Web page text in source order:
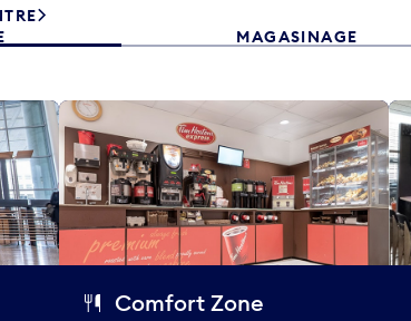
MAGASINAGE
Comfort Zone